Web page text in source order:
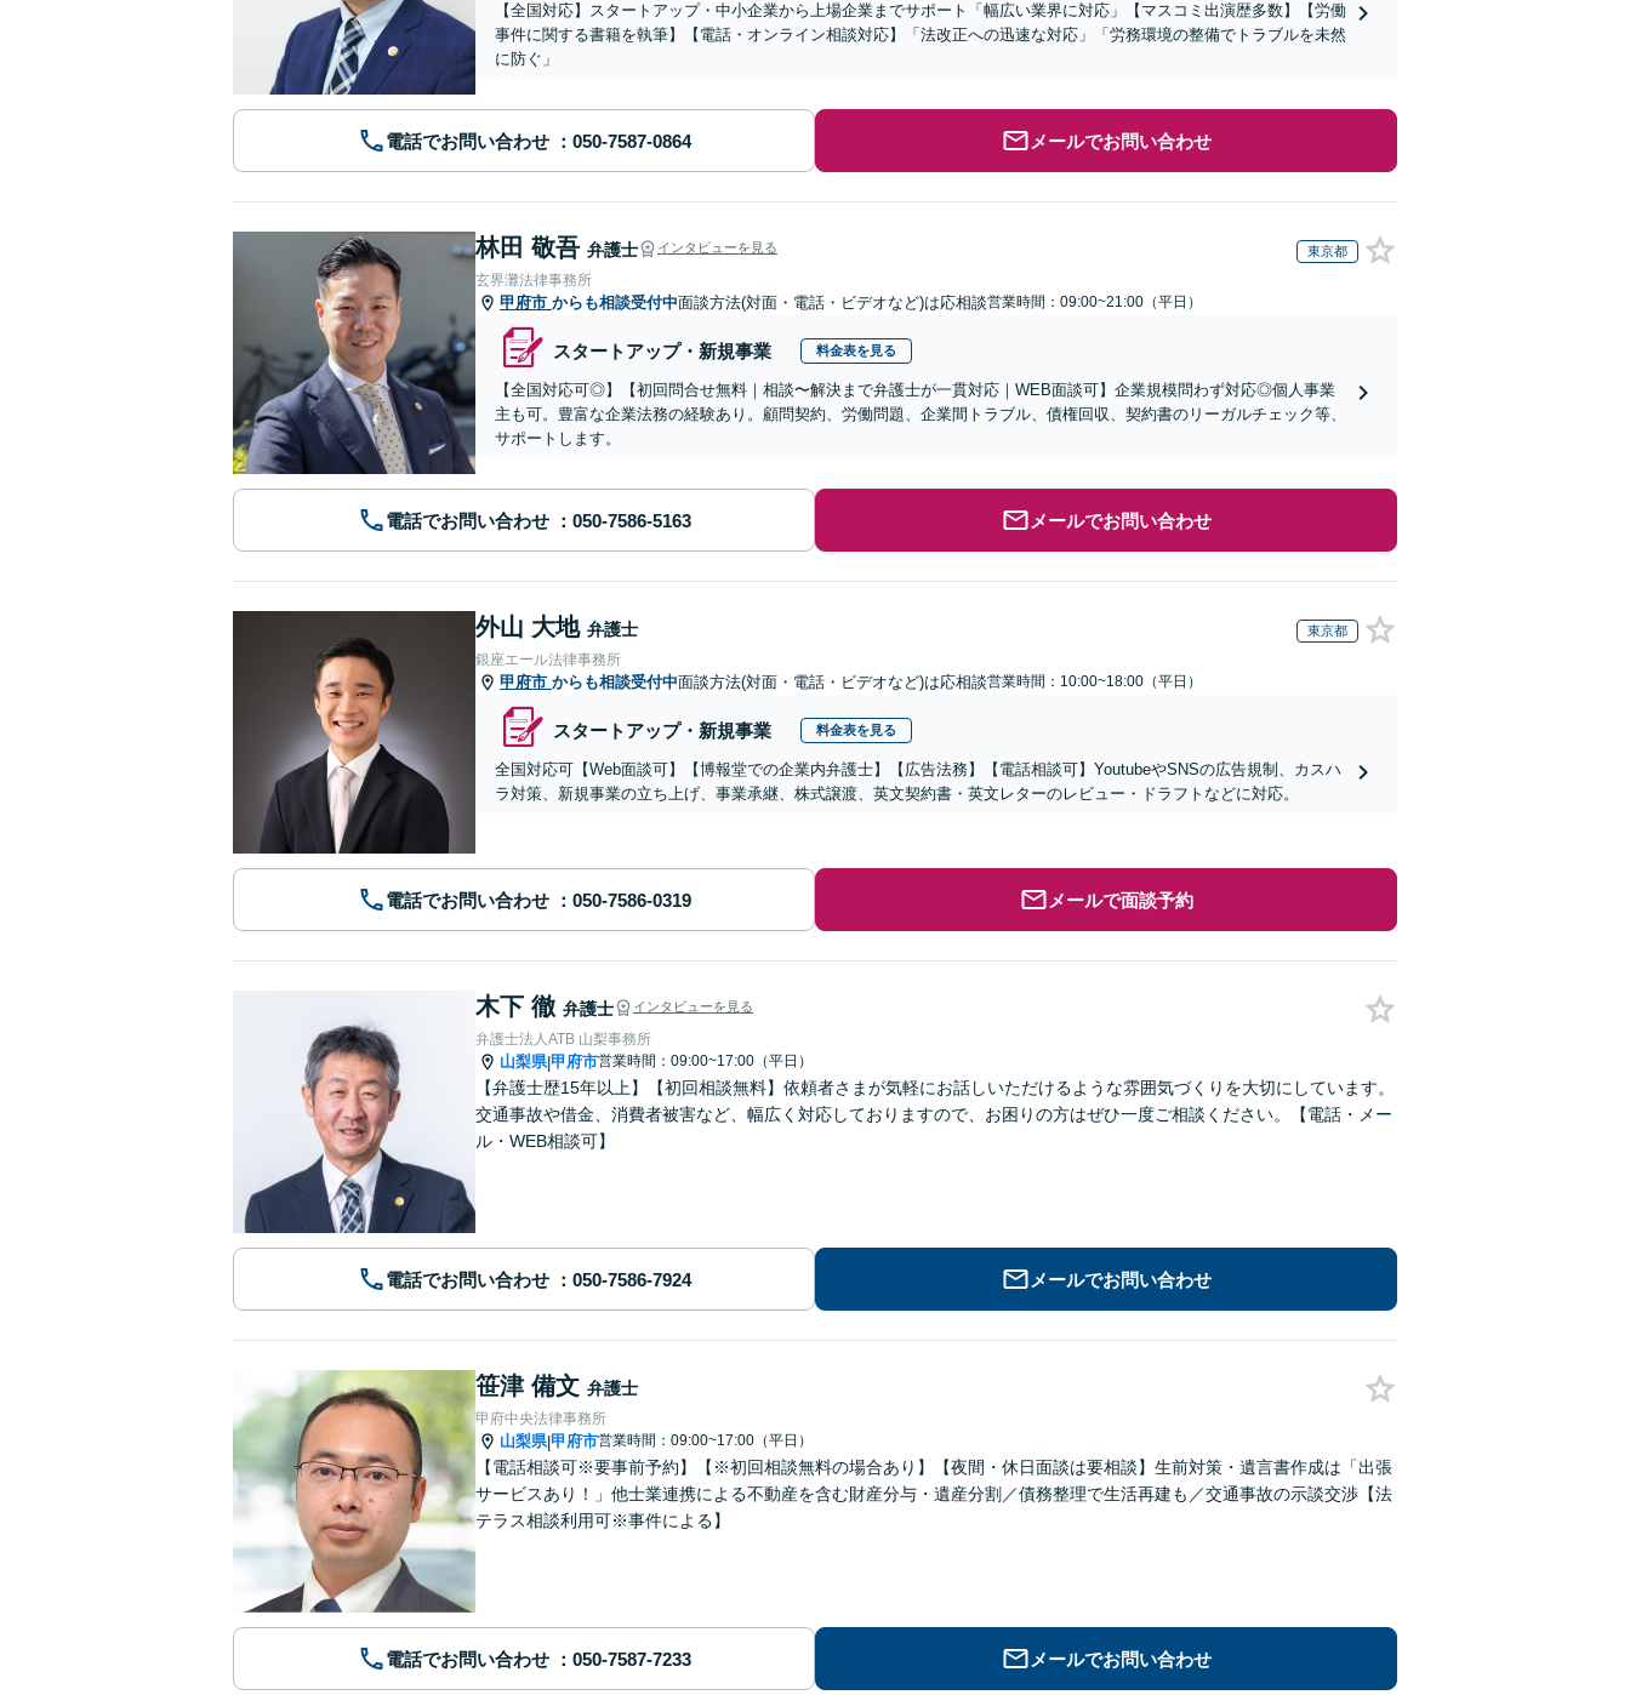
【全国対応】スタートアップ・中小企業から上場企業までサポート「幅広い業界に対応」【マスコミ出演歴多数】【労働
事件に関する書籍を執筆】【電話・オンライン相談対応】「法改正への迅速な対応」「労務環境の整備でトラブルを未然
に防ぐ」
電話でお問い合わせ メールでお問い合わせ
林田 敬吾 弁護士 インタビューを見る 東京都
玄界灘法律事務所
甲府市 からも相談受付中面談方法(対面・電話・ビデオなど)は応相談営業時間：09:00~21:00（平日）
スタートアップ・新規事業 料金表を見る
【全国対応可◎】【初回問合せ無料｜相談〜解決まで弁護士が一貫対応｜WEB面談可】企業規模問わず対応◎個人事業
主も可。豊富な企業法務の経験あり。顧問契約、労働問題、企業間トラブル、債権回収、契約書のリーガルチェック等、
サポートします。
電話でお問い合わせ メールでお問い合わせ
外山 大地 弁護士 東京都
銀座エール法律事務所
甲府市 からも相談受付中面談方法(対面・電話・ビデオなど)は応相談営業時間：10:00~18:00（平日）
スタートアップ・新規事業 料金表を見る
全国対応可【Web面談可】【博報堂での企業内弁護士】【広告法務】【電話相談可】YoutubeやSNSの広告規制、カスハ
ラ対策、新規事業の立ち上げ、事業承継、株式譲渡、英文契約書・英文レターのレビュー・ドラフトなどに対応。
電話でお問い合わせ メールで面談予約
木下 徹 弁護士 インタビューを見る
弁護士法人ATB 山梨事務所
山梨県|甲府市営業時間：09:00~17:00（平日）
【弁護士歴15年以上】【初回相談無料】依頼者さまが気軽にお話しいただけるような雰囲気づくりを大切にしています。
交通事故や借金、消費者被害など、幅広く対応しておりますので、お困りの方はぜひ一度ご相談ください。【電話・メー
ル・WEB相談可】
電話でお問い合わせ メールでお問い合わせ
笹津 備文 弁護士
甲府中央法律事務所
山梨県|甲府市営業時間：09:00~17:00（平日）
【電話相談可※要事前予約】【※初回相談無料の場合あり】【夜間・休日面談は要相談】生前対策・遺言書作成は「出張
サービスあり！」他士業連携による不動産を含む財産分与・遺産分割／債務整理で生活再建も／交通事故の示談交渉【法
テラス相談利用可※事件による】
電話でお問い合わせ メールでお問い合わせ